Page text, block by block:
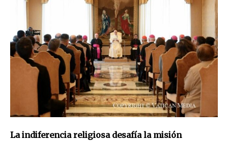
La indiferencia religiosa desafía la misión